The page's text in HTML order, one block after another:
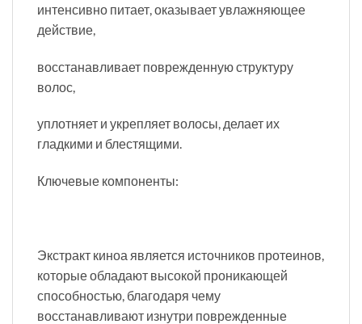
интенсивно питает, оказывает увлажняющее
действие,
восстанавливает поврежденную структуру
волос,
уплотняет и укрепляет волосы, делает их
гладкими и блестящими.
Ключевые компоненты:
Экстракт киноа является источников протеинов,
которые обладают высокой проникающей
способностью, благодаря чему
восстанавливают изнутри поврежденные